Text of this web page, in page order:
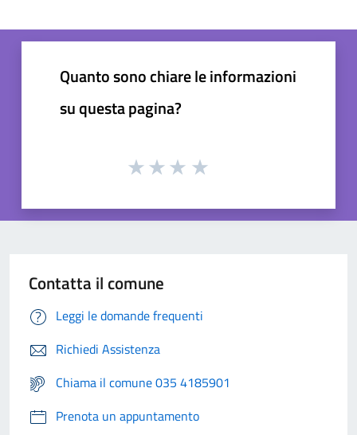
Quanto sono chiare le informazioni
su questa pagina?
Contatta il comune
Leggi le domande frequenti
Richiedi Assistenza
Chiama il comune 035 4185901
Prenota un appuntamento